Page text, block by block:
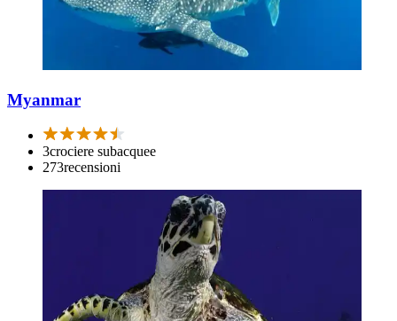
Myanmar
3crociere subacquee
273recensioni